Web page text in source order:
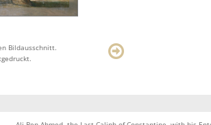
Bildausschnitt.